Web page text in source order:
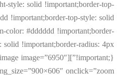
style: solid !important;border-top-
!important;border-top-style: solid
color: #dddddd !important;border-
solid !important;border-radius: 4px
image=”6950″